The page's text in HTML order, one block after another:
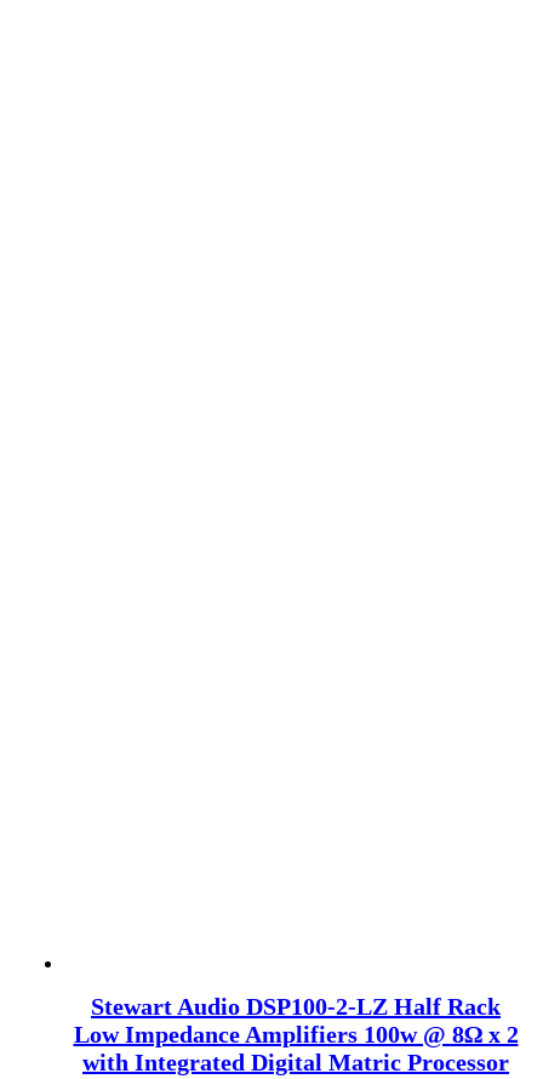
Stewart Audio DSP100-2-LZ Half Rack
Low Impedance Amplifiers 100w @ 8Ω x 2
with Integrated Digital Matric Processor